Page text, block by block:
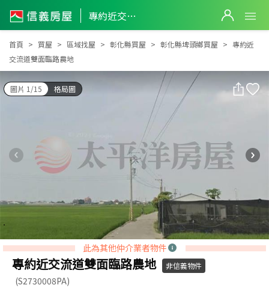
專約近交流道雙面臨路農地
專約近交流道雙面臨路農地
首頁 買屋 區域找屋 彰化縣買屋 彰化縣埤頭鄉買屋
專約近
交流道雙面臨路農地
圖片 1/15 格局圖
此為其他仲介業者物件
專約近交流道雙面臨路農地 非信義物件
(S2730008PA)